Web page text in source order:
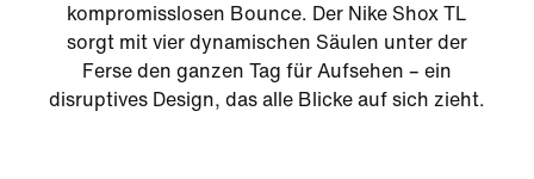
kompromisslosen Bounce. Der Nike Shox TL
sorgt mit vier dynamischen Säulen unter der
Ferse den ganzen Tag für Aufsehen – ein
disruptives Design, das alle Blicke auf sich zieht.